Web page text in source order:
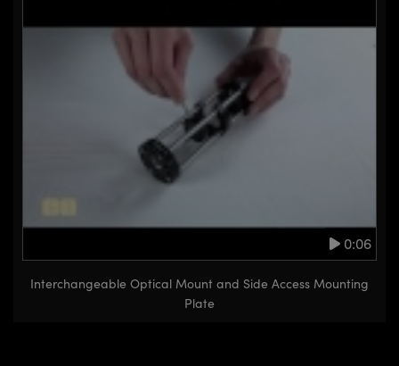
0:06
Interchangeable Optical Mount and Side Access Mounting
Plate